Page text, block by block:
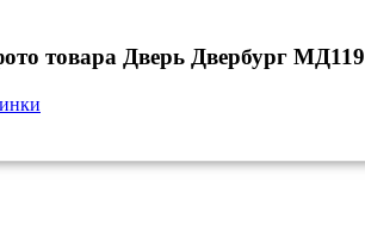
товара Дверь Двербург МД119